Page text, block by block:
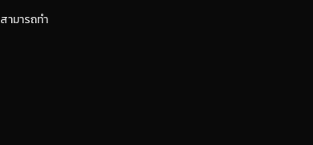
ามารถทำ